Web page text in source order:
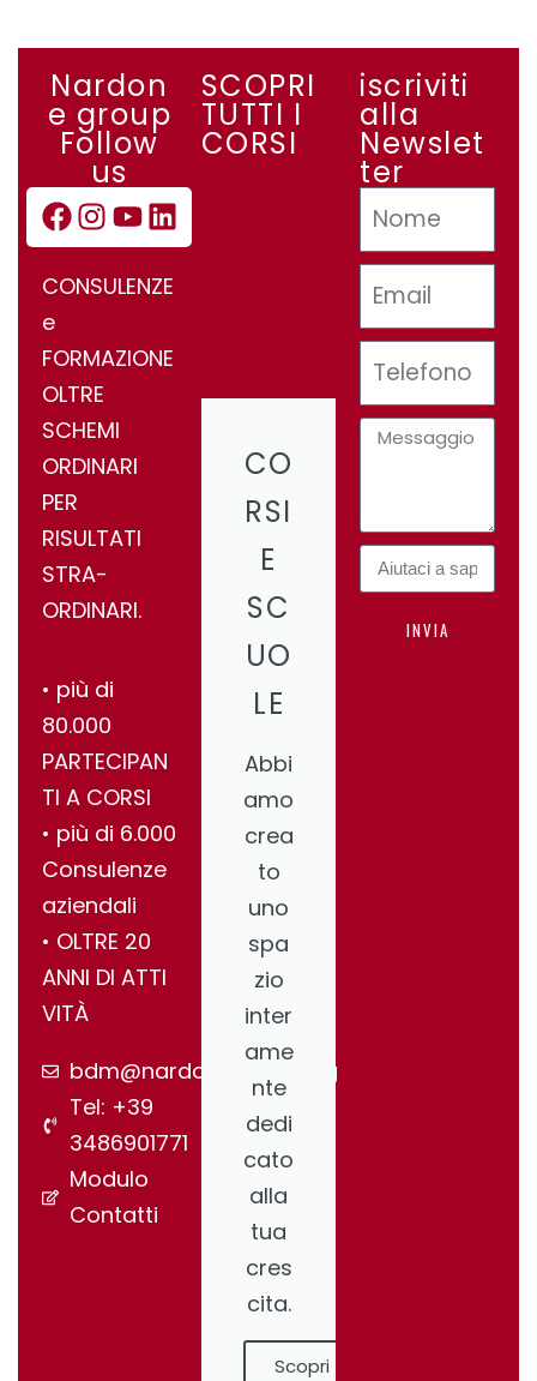
Nardon
e group
Follow
us
CONSULENZE
e
FORMAZIONE
OLTRE
SCHEMI
ORDINARI
PER
RISULTATI
STRA-
ORDINARI.
•⁠ ⁠più di
80.000
PARTECIPAN
TI A CORSI
•⁠ ⁠più di 6.000
Consulenze
aziendali
•⁠ ⁠OLTRE 20
ANNI DI ATTI
VITÀ
bdm@nardonegroup.org
Tel: +39
3486901771
Modulo
Contatti
SCOPRI
TUTTI I
CORSI
CO
RSI
E
SC
UO
LE
Abbi
amo
crea
to
uno
spa
zio
inter
ame
nte
dedi
cato
alla
tua
cres
cita.
Scopri
iscriviti
alla
Newslet
ter
INVIA